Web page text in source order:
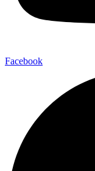
Facebook